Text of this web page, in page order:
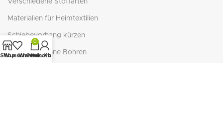
Verschiedene Stoffarten
Materialien für Heimtextilien
Schiebevorhang kürzen
Ösenrollos ohne Bohren
Shop
Wunschliste
0
Warenkorb
Mein Konto